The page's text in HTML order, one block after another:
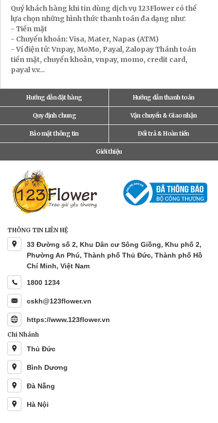
Quý khách hàng khi tin dùng dịch vụ 123Flower có thể
lựa chọn những hình thức thanh toán đa dạng như:
- Tiền mặt
- Chuyển khoản: Visa, Mater, Napas (ATM)
- Ví điện tử: Vnpay, MoMo, Payal, Zalopay Thánh toán
tiền mặt, chuyển khoản, vnpay, momo, credit card,
payal v.v...
Hướng dẫn đặt hàng Hướng dẫn thanh toán
Quy định chung Vận chuyển & Giao nhận
Bảo mật thông tin Đổi trả & Hoàn tiền
Giới thiệu
THÔNG TIN LIÊN HỆ
33 Đường số 2, Khu Dân cư Sông Giồng, Khu phố 2,
Phường An Phú, Thành phố Thủ Đức, Thành phố Hồ
Chí Minh, Việt Nam
1800 1234
cskh@123flower.vn
https://www.123flower.vn
Chi Nhánh
Thủ Đức
Bình Dương
Đà Nẵng
Hà Nội